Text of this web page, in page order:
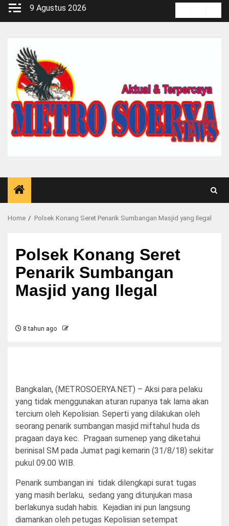
Skip
9 Agustus 2026
Media
Home Polsek Konang Seret Penarik Sumbangan Masjid yang Ilegal
Polsek Konang Seret
Penarik Sumbangan
Masjid yang Ilegal
8 tahun ago
Bangkalan, (METROSOERYA.NET) – Aksi para pelaku
yang tidak menggunakan aturan rupanya tak lama akan
tercium oleh Kepolisian. Seperti yang dilakukan oleh
seorang penarik sumbangan masjid miftahul huda ds
pragaan daya kec. Pragaan sumenep yang diketahui
berinisal SM pada Jumat pagi kemarin (31/8/18) sekitar
pukul 09.00 WIB.
Penarik sumbangan ini tidak dilengkapi surat tugas
yang masih berlaku, sedang yang ditunjukan masa
berlakunya sudah habis. Kejadian ini pun langsung
diamankan oleh petugas Kepolisian setempat